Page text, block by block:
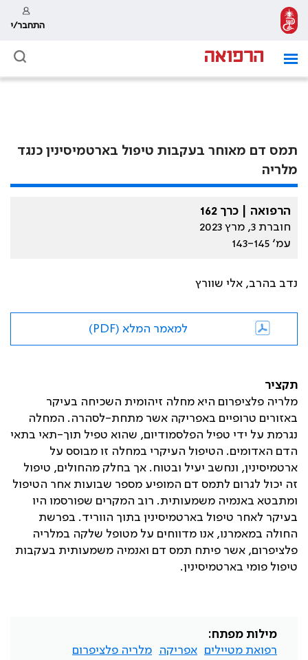
התחבר/י
תמס דם מאוחר בעקבות טיפול בארטמיסינין כנגד
מלריה
הרפואה | כרך 162
חוברת 3, מרץ 2023
עמ׳ 143-145
נדב בהרב, אלי שוורץ
למאמר המלא (PDF)
תקציר
מלריה פלציפרום היא מחלה זיהומית השכיחה בעיקר
באזורים טרופיים באפריקה אשר מתחת-לסהרה. המחלה
נגרמת על ידי טפיל הפלסמודיום, שהוא טפיל תוך-תאי בתאי
הדם האדומים. הטיפול העיקרי במחלה זו מבוסס על
ארטמיסינין, ונחשב יעיל ובטוח. אך בחלק מהחולים, טיפול
זה יכול לגרום לתמס דם המופיע מספר שבועות אחר הטיפול
ומתבטא באנמיה משמעותית. רוב המקרים שפורסמו היו
בעיקר לאחר טיפול בארטמיסינין בתוך הווריד. בפרשת
החולה במאמרנו, אנו מדווחים על מטופל שלקה במלריה
פלציפרום, אשר פיתח תמס דם ואנמיה משמעותית בעקבות
טיפול פומי בארטמיסינין.
מילות מפתח:
רפואת מטיילים
אפריקה
מלריה פלציפרום